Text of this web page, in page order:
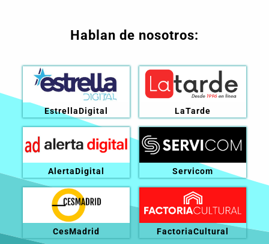
Hablan de nosotros:
EstrellaDigital LaTarde
AlertaDigital Servicom
CesMadrid FactoriaCultural